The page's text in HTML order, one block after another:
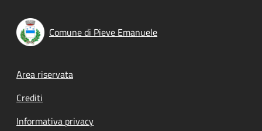
Comune di Pieve Emanuele
Footer menu
Area riservata
Crediti
Informativa privacy